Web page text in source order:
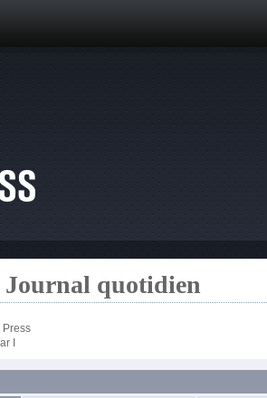
Journal quotidien
Press
I